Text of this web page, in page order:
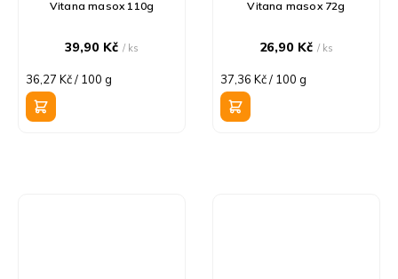
Vitana masox 110g
39,90 Kč/ ks
Měrná
cena:
36,27 Kč / 100 g
Vitana masox 72g
26,90 Kč/ ks
Měrná
cena:
37,36 Kč / 100 g